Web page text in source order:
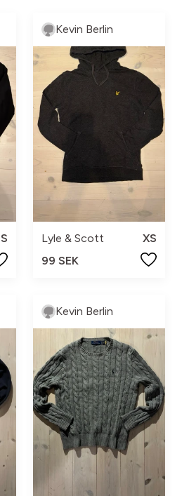
S
Kevin Berlin
Lyle & Scott
XS
99 SEK
Kevin Berlin